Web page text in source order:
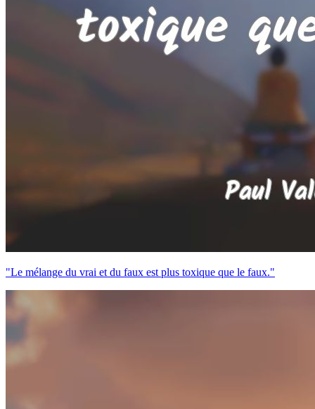
"Le mélange du vrai et du faux est plus toxique que le faux."